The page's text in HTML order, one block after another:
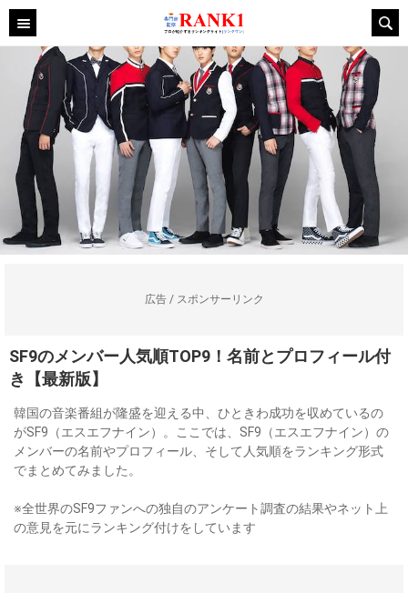
広告 / スポンサーリンク
SF9のメンバー人気順TOP9！名前とプロフィール付
き【最新版】
韓国の音楽番組が隆盛を迎える中、ひときわ成功を収めているの
がSF9（エスエフナイン）。ここでは、SF9（エスエフナイン）の
メンバーの名前やプロフィール、そして人気順をランキング形式
でまとめてみました。
※全世界のSF9ファンへの独自のアンケート調査の結果やネット上
の意見を元にランキング付けをしています